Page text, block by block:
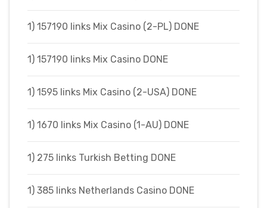
1) 157190 links Mix Casino (2-PL) DONE
1) 157190 links Mix Casino DONE
1) 1595 links Mix Casino (2-USA) DONE
1) 1670 links Mix Casino (1-AU) DONE
1) 275 links Turkish Betting DONE
1) 385 links Netherlands Casino DONE